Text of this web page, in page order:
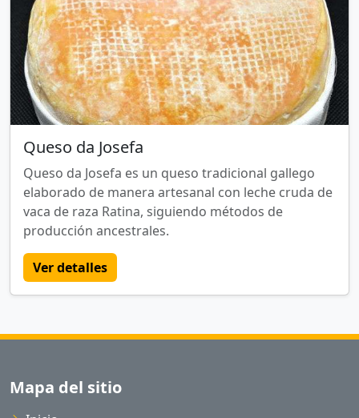
Queso da Josefa
Queso da Josefa es un queso tradicional gallego
elaborado de manera artesanal con leche cruda de
vaca de raza Ratina, siguiendo métodos de
producción ancestrales.
Ver detalles
Mapa del sitio